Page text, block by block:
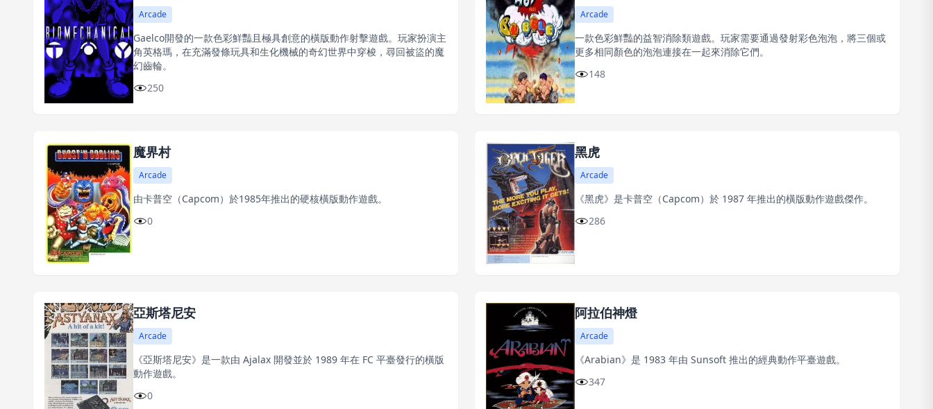
Arcade
Gaelco開發的一款色彩鮮豔且極具創意的橫版動作射擊遊戲。玩家扮演主
角英格瑪，在充滿發條玩具和生化機械的奇幻世界中穿梭，尋回被盜的魔
幻齒輪。
250
Arcade
一款色彩鮮豔的益智消除類遊戲。玩家需要通過發射彩色泡泡，將三個或
更多相同顏色的泡泡連接在一起來消除它們。
148
魔界村
Arcade
由卡普空（Capcom）於1985年推出的硬核橫版動作遊戲。
0
黑虎
Arcade
《黑虎》是卡普空（Capcom）於 1987 年推出的橫版動作遊戲傑作。
286
亞斯塔尼安
Arcade
《亞斯塔尼安》是一款由 Ajalax 開發並於 1989 年在 FC 平臺發行的橫版
動作遊戲。
0
阿拉伯神燈
Arcade
《Arabian》是 1983 年由 Sunsoft 推出的經典動作平臺遊戲。
347